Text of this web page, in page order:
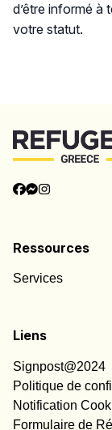
d’être informé à
votre statut.
Ressources
Services
Liens
Signpost@2024
Politique de
Notification
Formulaire de